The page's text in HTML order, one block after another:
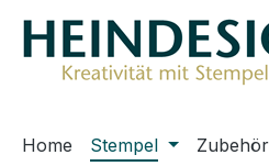
Hauptinhalt springen
Zur Suche springen
Zur Hauptnavigation
Home Stempel Zubehör